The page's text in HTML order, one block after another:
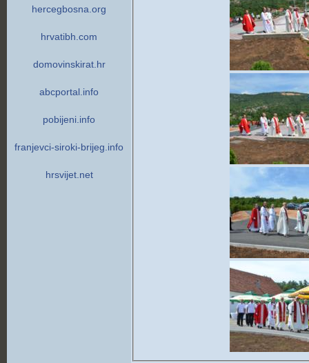
hercegbosna.org
hrvatibh.com
domovinskirat.hr
abcportal.info
pobijeni.info
franjevci-siroki-brijeg.info
hrsvijet.net